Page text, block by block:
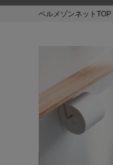
ベルメゾンネットTOP